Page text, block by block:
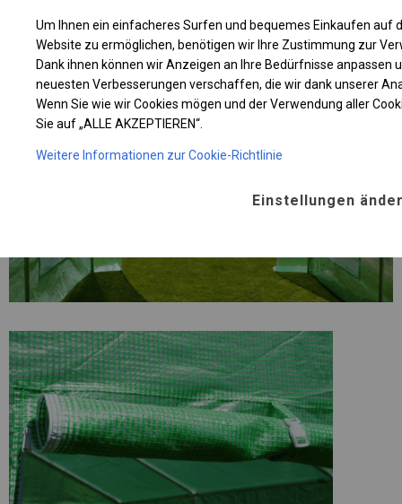
Um Ihnen ein einfacheres Surfen und bequemes Einkaufen auf
Website zu ermöglichen, benötigen wir Ihre Zustimmung zur
Dank ihnen können wir Anzeigen an Ihre Bedürfnisse anpassen
neuesten Verbesserungen verschaffen, die wir dank unserer
Wenn Sie wie wir Cookies mögen und der Verwendung aller
Sie auf „ALLE AKZEPTIEREN“.
Weitere Informationen zur Cookie-Richtlinie
Einstellungen